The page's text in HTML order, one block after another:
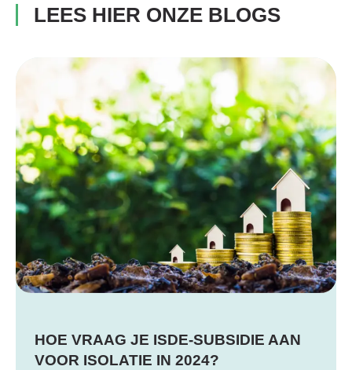
LEES HIER ONZE BLOGS
HOE VRAAG JE ISDE-SUBSIDIE AAN
VOOR ISOLATIE IN 2024?